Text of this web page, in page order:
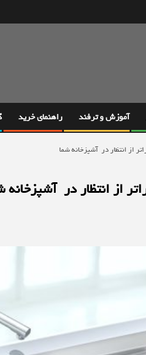
آموزش و ترفند راهنمای خرید
از انتظار در آشپزخانه شما
از انتظار در آشپزخانه